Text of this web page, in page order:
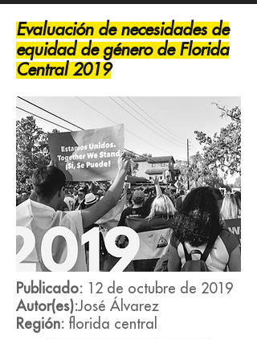
Evaluación de necesidades de
equidad de género de Florida
Central 2019
Publicado: 12 de octubre de 2019
Autor(es):José Álvarez
Región: florida central